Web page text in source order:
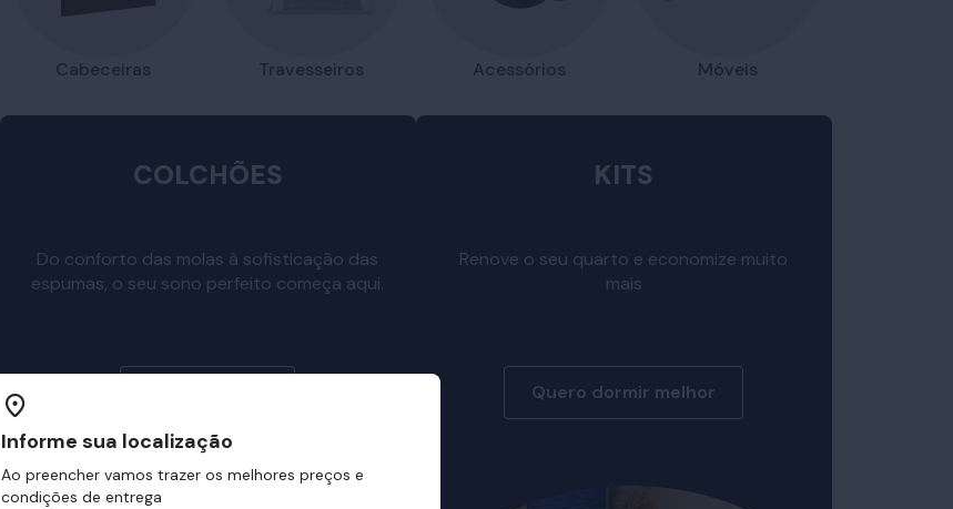
Cabeceiras Travesseiros Acessórios Móveis
COLCHÕES
Do conforto das molas à sofisticação das
espumas, o seu sono perfeito começa aqui.
KITS
Renove o seu quarto e economize muito
mais
Quero dormir melhor
Informe sua localização
Ao preencher vamos trazer os melhores preços e
condições de entrega